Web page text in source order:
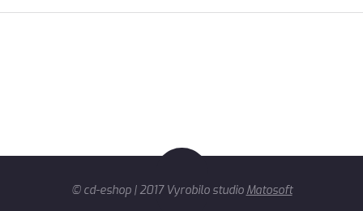
© cd-eshop | 2017 Vyrobilo studio Matosoft